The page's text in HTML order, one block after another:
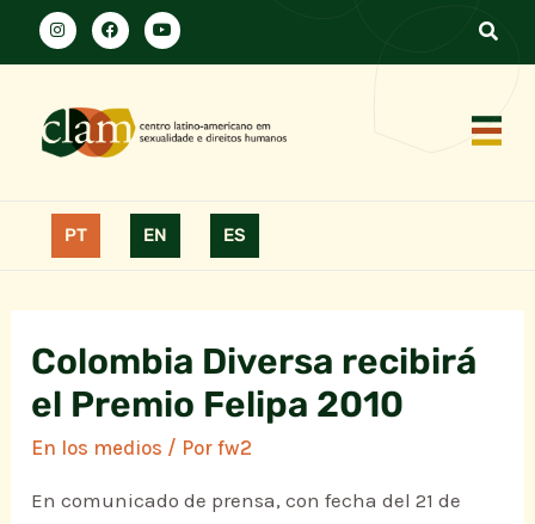
PT EN ES
Colombia Diversa recibirá
el Premio Felipa 2010
En los medios / Porfw2
En comunicado de prensa, con fecha del 21 de